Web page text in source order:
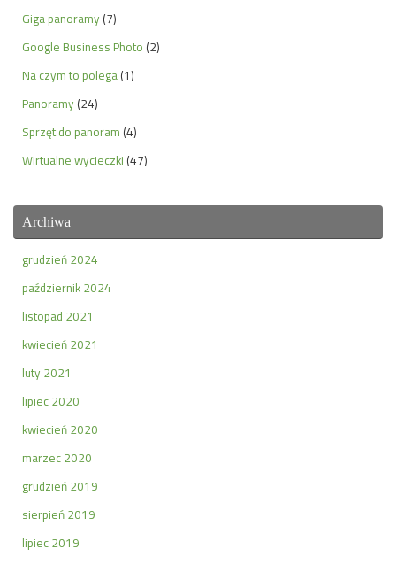
Giga panoramy (7)
Google Business Photo (2)
Na czym to polega (1)
Panoramy (24)
Sprzęt do panoram (4)
Wirtualne wycieczki (47)
Archiwa
grudzień 2024
październik 2024
listopad 2021
kwiecień 2021
luty 2021
lipiec 2020
kwiecień 2020
marzec 2020
grudzień 2019
sierpień 2019
lipiec 2019